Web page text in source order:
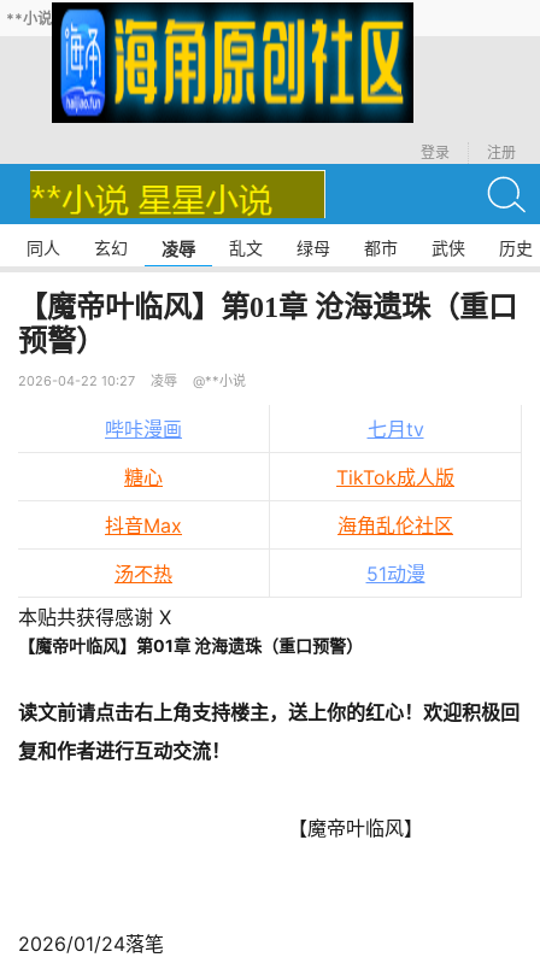
**小说
登录 注册
同人 玄幻 凌辱 乱文 绿母 都市 武侠 历史
【魔帝叶临风】第01章 沧海遗珠（重口
预警）
2026-04-22 10:27 凌辱 @**小说
哔咔漫画
七月tv
糖心
TikTok成人版
抖音Max
海角乱伦社区
汤不热
51动漫
本贴共获得感谢 X
【魔帝叶临风】第01章 沧海遗珠（重口预警）
读文前请点击右上角支持楼主，送上你的红心！欢迎积极回
复和作者进行互动交流！
【魔帝叶临风】
2026/01/24落笔